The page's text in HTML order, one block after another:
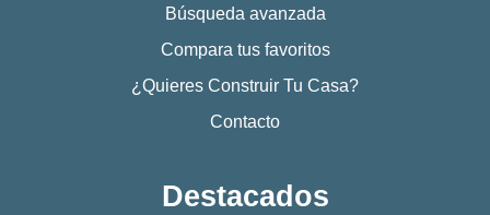
Búsqueda avanzada
Compara tus favoritos
¿Quieres Construir Tu Casa?
Contacto
Destacados